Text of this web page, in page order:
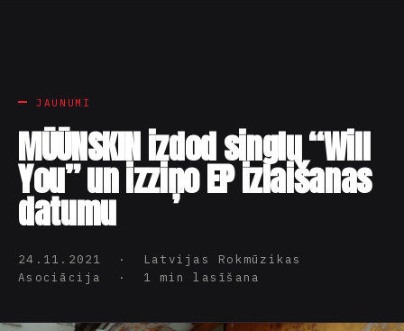
JAUNUMI
MŪŪNSKIN izdod singlu “Will
You” un izziņo EP izlaišanas
datumu
24.11.2021 · Latvijas Rokmūzikas
Asociācija · 1 min lasīšana